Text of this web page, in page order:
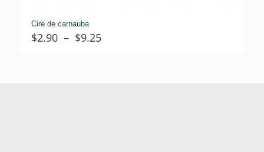
Cire de carnauba
$2.90 – $9.25Plage